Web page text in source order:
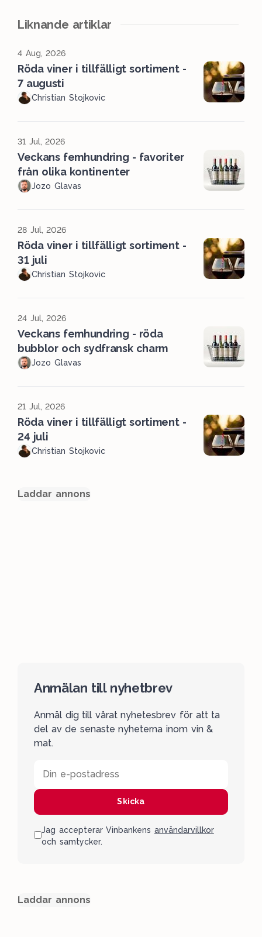
Liknande artiklar
4 Aug, 2026
Röda viner i tillfälligt sortiment -
7 augusti
Christian Stojkovic
31 Jul, 2026
Veckans femhundring - favoriter
från olika kontinenter
Jozo Glavas
28 Jul, 2026
Röda viner i tillfälligt sortiment -
31 juli
Christian Stojkovic
24 Jul, 2026
Veckans femhundring - röda
bubblor och sydfransk charm
Jozo Glavas
21 Jul, 2026
Röda viner i tillfälligt sortiment -
24 juli
Christian Stojkovic
Laddar annons
Anmälan till nyhetbrev
Anmäl dig till vårat nyhetesbrev för att ta
del av de senaste nyheterna inom vin &
mat.
Din e-postadress
Skicka
Jag accepterar Vinbankens användarvillkor
och samtycker.
Laddar annons